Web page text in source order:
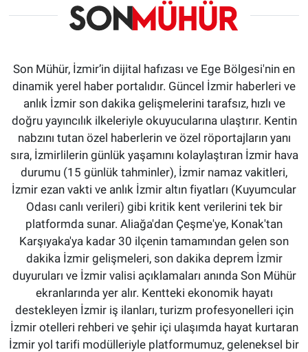
Son Mühür, İzmir’in dijital hafızası ve Ege Bölgesi'nin en
dinamik yerel haber portalıdır. Güncel İzmir haberleri ve
anlık İzmir son dakika gelişmelerini tarafsız, hızlı ve
doğru yayıncılık ilkeleriyle okuyucularına ulaştırır. Kentin
nabzını tutan özel haberlerin ve özel röportajların yanı
sıra, İzmirlilerin günlük yaşamını kolaylaştıran İzmir hava
durumu (15 günlük tahminler), İzmir namaz vakitleri,
İzmir ezan vakti ve anlık İzmir altın fiyatları (Kuyumcular
Odası canlı verileri) gibi kritik kent verilerini tek bir
platformda sunar. Aliağa'dan Çeşme'ye, Konak'tan
Karşıyaka'ya kadar 30 ilçenin tamamından gelen son
dakika İzmir gelişmeleri, son dakika deprem İzmir
duyuruları ve İzmir valisi açıklamaları anında Son Mühür
ekranlarında yer alır. Kentteki ekonomik hayatı
destekleyen İzmir iş ilanları, turizm profesyonelleri için
İzmir otelleri rehberi ve şehir içi ulaşımda hayat kurtaran
İzmir yol tarifi modülleriyle platformumuz, geleneksel bir